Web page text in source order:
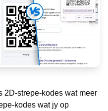
2D-strepe-kodes wat meer
kodes wat jy op